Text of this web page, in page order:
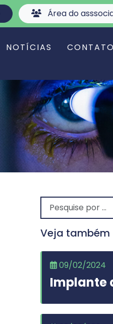
Área do
NOTÍCIAS CONTATO
Veja também
09/02/2024
Implante